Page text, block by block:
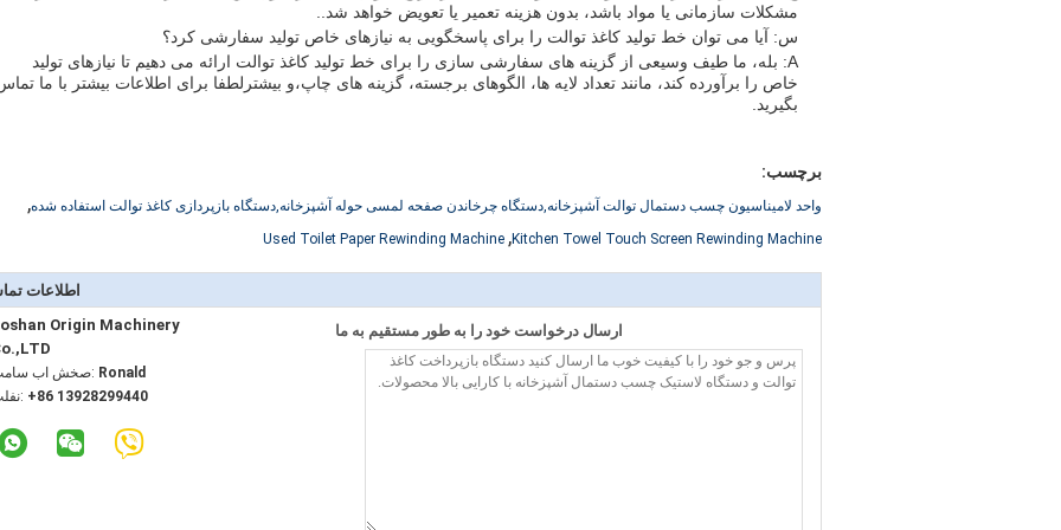
مشکلات سازمانی یا مواد باشد، بدون هزینه تعمیر یا تعویض خواهد شد..
س: آیا می توان خط تولید کاغذ توالت را برای پاسخگویی به نیازهای خاص تولید سفارشی کرد؟
A: بله، ما طیف وسیعی از گزینه های سفارشی سازی را برای خط تولید کاغذ توالت ارائه می دهیم تا نیازهای تولید
خاص را برآورده کند، مانند تعداد لایه ها، الگوهای برجسته، گزینه های چاپ،و بیشترلطفا برای اطلاعات بیشتر با ما
بگیرید.
برچسب:
واحد لامیناسیون چسب دستمال توالت آشپزخانه,دستگاه چرخاندن صفحه لمسی حوله آشپزخانه,دستگاه بازپردازی کاغذ توالت استفاده شده,
Kitchen Towel Touch Screen Rewinding Machine
,
Used Toilet Paper Rewinding Machine
اطلاعات
Origin Machinery
تماس با Ronald
+86 13928299440
ارسال درخواست خود را به طور مستقیم به ما